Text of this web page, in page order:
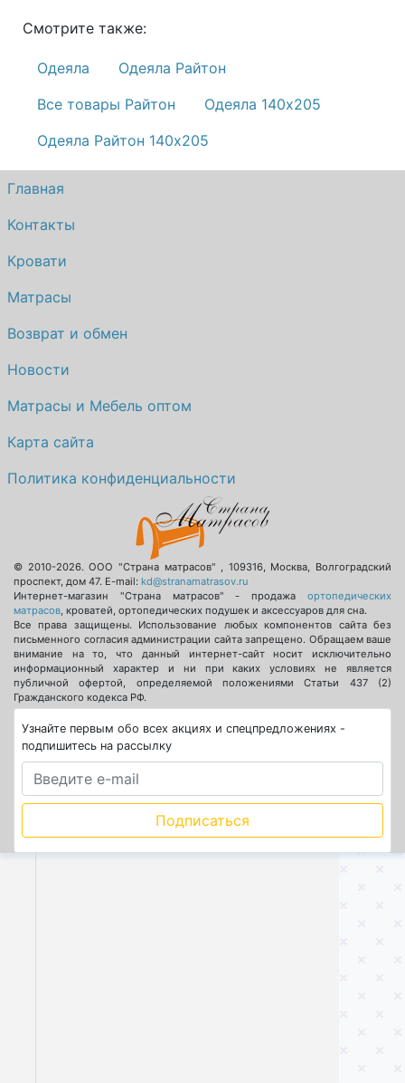
Смотрите также:
Одеяла
Одеяла Райтон
Все товары Райтон
Одеяла 140х205
Одеяла Райтон 140х205
Главная
Контакты
Кровати
Матрасы
Возврат и обмен
Новости
Матрасы и Мебель оптом
Карта сайта
Политика конфиденциальности
© 2010-2026.ООО "Страна матрасов" , 109316, Москва, Волгоградский
проспект, дом 47. E-mail: kd@stranamatrasov.ru
Интернет-магазин "Страна матрасов" - продажа ортопедических
матрасов, кроватей, ортопедических подушек и аксессуаров для сна.
Все права защищены. Использование любых компонентов сайта без
письменного согласия администрации сайта запрещено. Обращаем ваше
внимание на то, что данный интернет-сайт носит исключительно
информационный характер и ни при каких условиях не является
публичной офертой, определяемой положениями Статьи 437 (2)
Гражданского кодекса РФ.
Узнайте первым обо всех акциях и спецпредложениях -
подпишитесь на рассылку